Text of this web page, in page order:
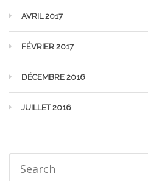
AVRIL 2017
FÉVRIER 2017
DÉCEMBRE 2016
JUILLET 2016